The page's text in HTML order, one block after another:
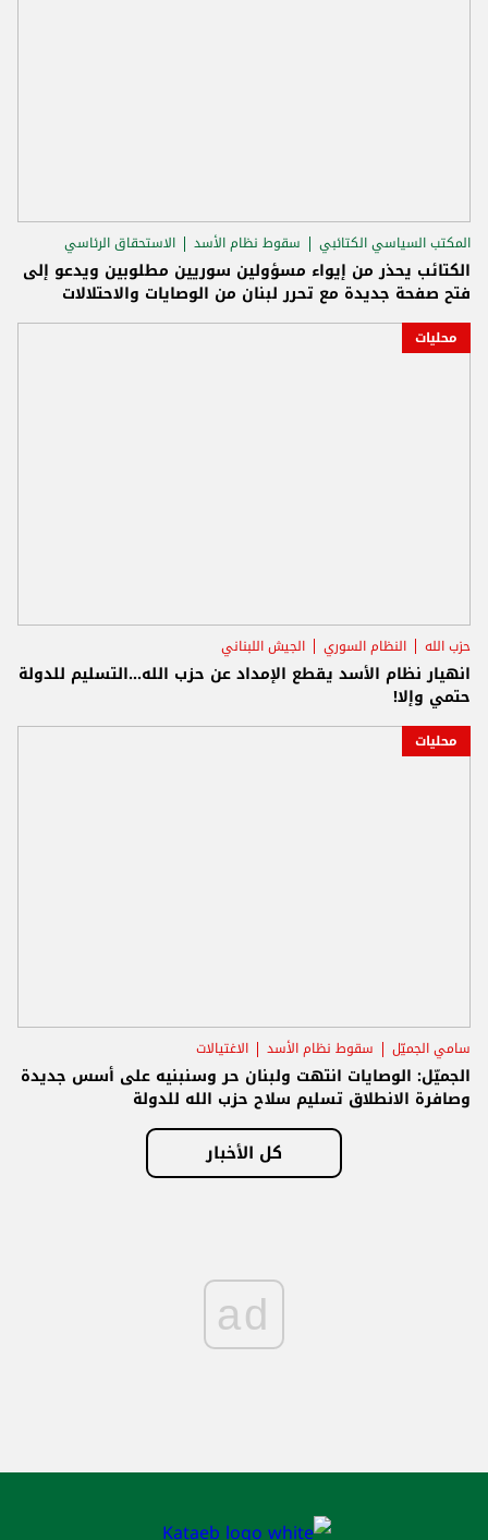
المكتب السياسي الكتائبي سقوط نظام الأسد الاستحقاق الرئاسي
الكتائب يحذر من إيواء مسؤولين سوريين مطلوبين ويدعو إلى
فتح صفحة جديدة مع تحرر لبنان من الوصايات والاحتلالات
محليات
حزب الله النظام السوري الجيش اللبناني
انهيار نظام الأسد يقطع الإمداد عن حزب الله...التسليم للدولة
حتمي وإلا!
محليات
سامي الجميّل سقوط نظام الأسد الاغتيالات
الجميّل: الوصايات انتهت ولبنان حر وسنبنيه على أسس جديدة
وصافرة الانطلاق تسليم سلاح حزب الله للدولة
كل الأخبار
ad